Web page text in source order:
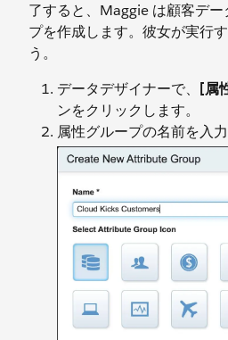
了すると、Maggie は顧客デ
プを作成します。彼女が実行
う。
データデザイナーで、
[属
ンをクリックします。
属性グループの名前を入力